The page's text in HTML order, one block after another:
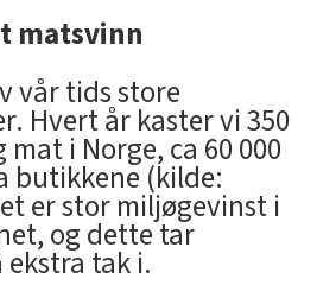
matsvinn
vår tids store
Hvert år kaster vi 350
i Norge, ca 60 000
butikkene (kilde:
er stor miljøgevinst i
og dette tar
tak i.